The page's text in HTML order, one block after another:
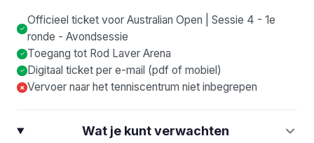
Officieel ticket voor Australian Open | Sessie 4 - 1e
ronde - Avondsessie
Toegang tot Rod Laver Arena
Digitaal ticket per e-mail (pdf of mobiel)
× Vervoer naar het tenniscentrum niet inbegrepen
Wat je kunt verwachten